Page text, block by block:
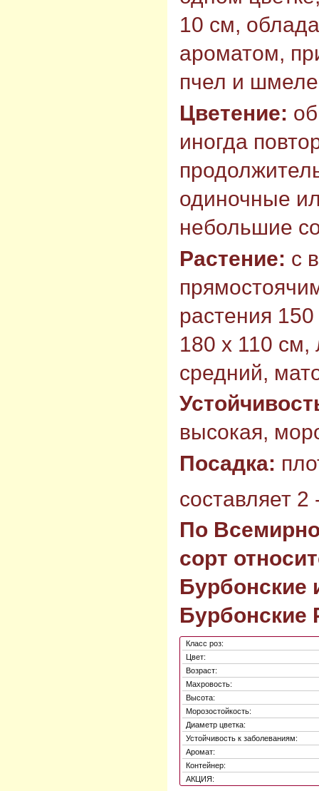
10 см,
ароматом,
пчел и
Цветение:
иногда
одиночные
небольшие
Растение: с
растения
180 х 110 см,
средний,
высокая,
Посадка:
составляет
По
сорт
Бурбонские
Бурбонские
Класс роз:
Цвет:
Возраст:
Махровость:
Высота:
Морозостойкость:
Диаметр цветка:
Устойчивость к заболеваниям:
Аромат:
Контейнер:
АКЦИЯ: